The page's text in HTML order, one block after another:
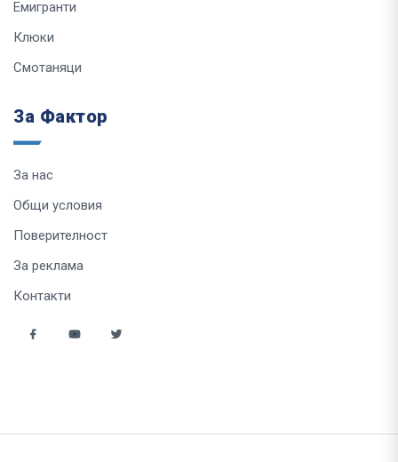
Емигранти
Клюки
Смотаняци
За Фактор
За нас
Общи условия
Поверителност
За реклама
Контакти